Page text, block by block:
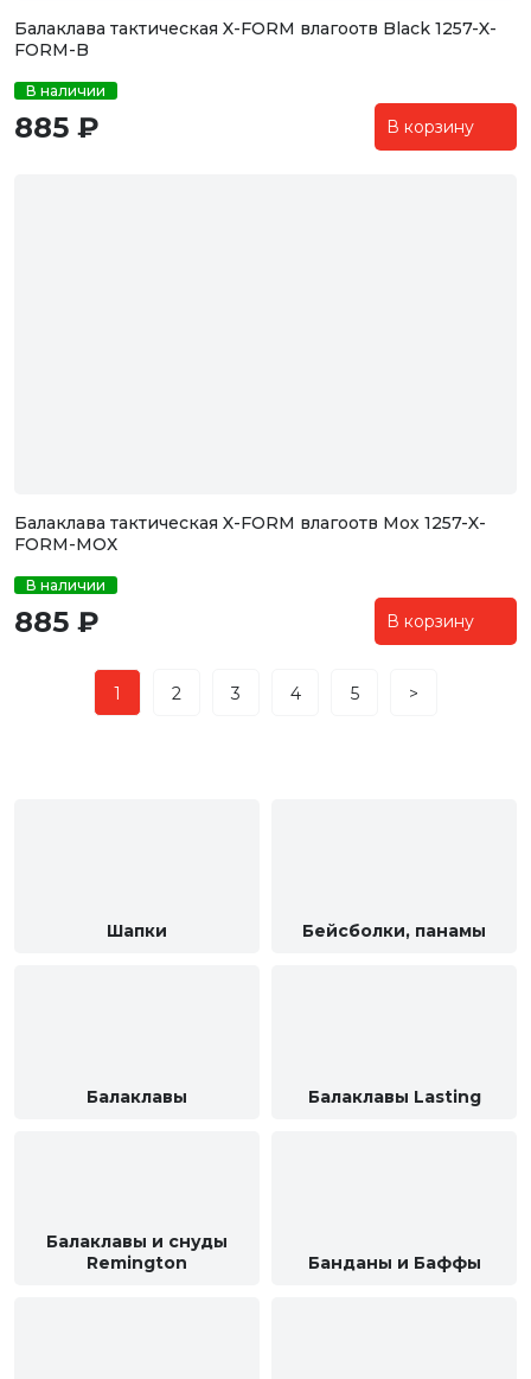
Балаклава тактическая X-FORM влагоотв Black 1257-X-
FORM-B
В наличии
885 ₽ В корзину
Балаклава тактическая X-FORM влагоотв Мох 1257-X-
FORM-МОХ
В наличии
885 ₽ В корзину
1 2 3 4 5 >
Шапки Бейсболки, панамы
Балаклавы Балаклавы Lasting
Балаклавы и снуды
Remington
Банданы и Баффы